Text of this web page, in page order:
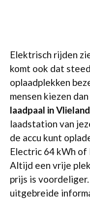
Elektrisch rijden
komt ook dat
oplaadplekken
mensen kiezen
laadpaal in Vlieland
laadstation van
de accu kunt
Electric 64 kWh of
Altijd een vrije
prijs is
uitgebreide